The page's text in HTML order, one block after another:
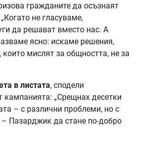
гражданите да осъзнаят
не гласуваме,
да решават вместо нас. А
ясно: искаме решения,
които мислят за общността, не за
в листата, сподели
кампанията: „Срещнах десетки
– с различни проблеми, но с
Пазарджик да стане по-добро